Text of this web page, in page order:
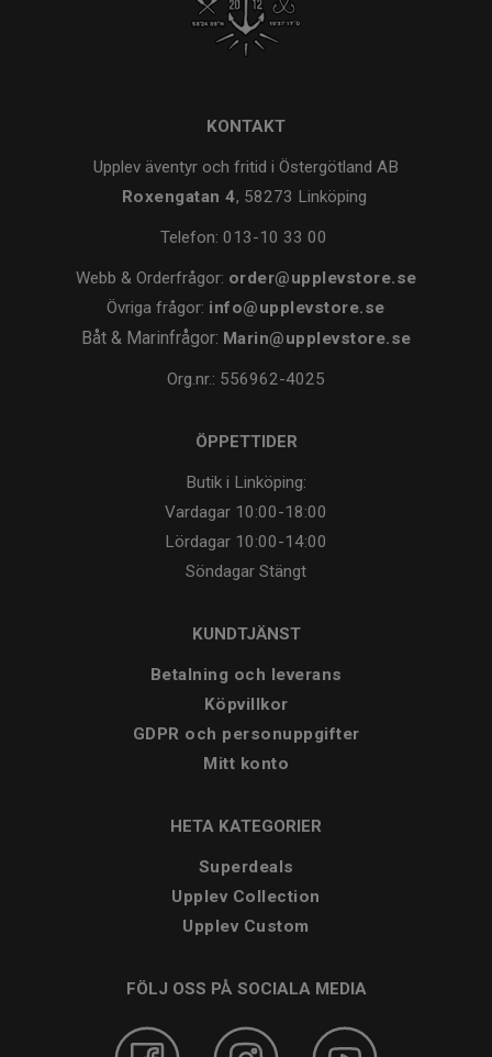
KONTAKT
Upplev äventyr och fritid i Östergötland AB
Roxengatan 4, 58273 Linköping
Telefon: 013-10 33 00
Webb & Orderfrågor: order@upplevstore.se
Övriga frågor: info@upplevstore.se
Båt & Marinfrågor: Marin@upplevstore.se
Org.nr.: 556962-4025
ÖPPETTIDER
Butik i Linköping:
Vardagar 10:00-18:00
Lördagar 10:00-14:00
Söndagar Stängt
KUNDTJÄNST
Betalning och leverans
Köpvillkor
GDPR och personuppgifter
Mitt konto
HETA KATEGORIER
Superdeals
Upplev Collection
Upplev Custom
FÖLJ OSS PÅ SOCIALA MEDIA